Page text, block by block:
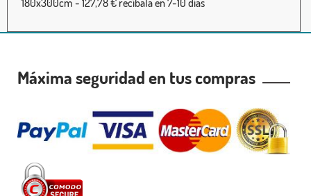
180x300cm - 127,78 € recíbala en 7-10 días
Máxima seguridad en tus compras